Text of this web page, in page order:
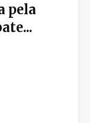
pela